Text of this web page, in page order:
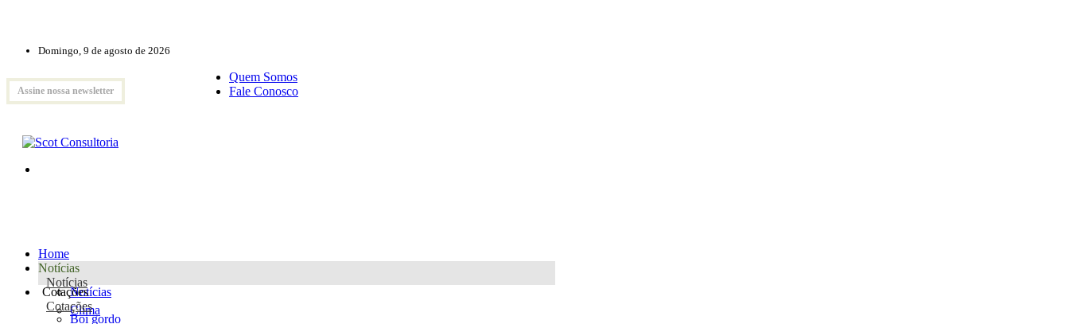
Domingo, 9 de agosto de 2026
Assine nossa newsletter
Quem Somos
Fale Conosco
Home
Notícias
Notícias
Notícias
Clima
Cotações
Cotações
Boi gordo